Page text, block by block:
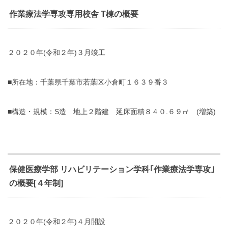
作業療法学専攻専用校舎 T棟の概要
２０２０年(令和２年)３月竣工
■所在地：千葉県千葉市若葉区小倉町１６３９番３
■構造・規模：S造 地上２階建 延床面積８４０.６９㎡ (増築)
保健医療学部 リハビリテーション学科｢作業療法学専攻｣
の概要[４年制]
２０２０年(令和２年)４月開設